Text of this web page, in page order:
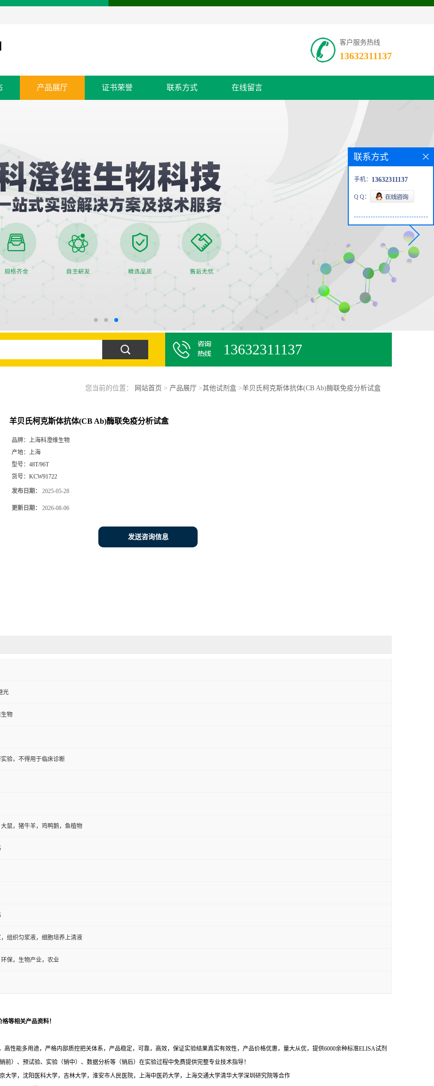
客户服务热线
13632311137
产品展厅 证书荣誉 联系方式 在线留言
13632311137
您当前的位置： 网站首页 > 产品展厅 >其他试剂盒>羊贝氏柯克斯体抗体(CB Ab)酶联免疫分析试盒
羊贝氏柯克斯体抗体(CB Ab)酶联免疫分析试盒
品牌： 上海科澄维生物
产地： 上海
型号： 48T/96T
货号： KCW91722
发布日期： 2025-05-28
更新日期： 2026-08-06
发送咨询信息
光
物
验，不得用于临床诊断
鼠，猪牛羊，鸡鸭鹅，鱼植物
组织匀浆液，细胞培养上清液
保，生物产业，农业
等相关产品资料！
性能多用途，严格内部质控把关体系，产品稳定，可靠，高效，保证实验结果真实有效性，产品价格优惠，量大从优，提供6000余种标准ELISA试剂
）、预试验、实验（销中）、数据分析等（销后）在实验过程中免费提供完整专业技术指导！
大学，沈阳医科大学，吉林大学，淮安市人民医院，上海中医药大学，上海交通大学清华大学深圳研究院等合作
联系方式
手机： 13632311137
Q Q：